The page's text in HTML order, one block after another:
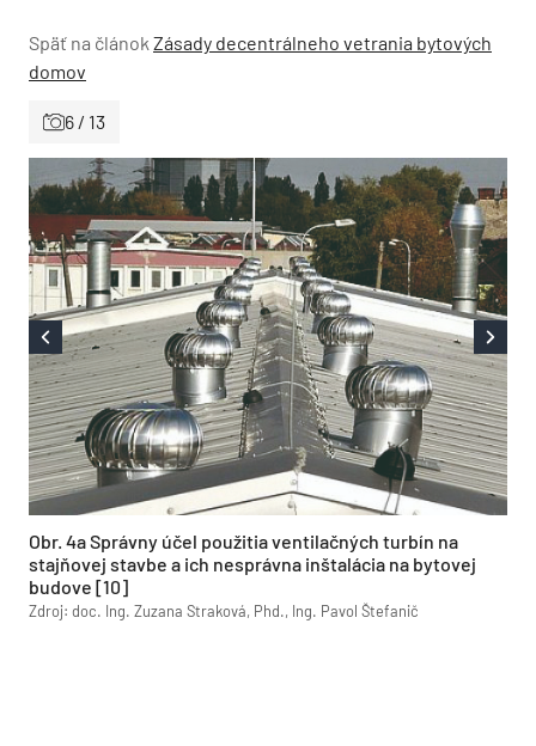
Späť na článok Zásady decentrálneho vetrania bytových
domov
6 / 13
Obr. 4a Správny účel použitia ventilačných turbín na
stajňovej stavbe a ich nesprávna inštalácia na bytovej
budove [10]
Zdroj: doc. Ing. Zuzana Straková, Phd., Ing. Pavol Štefanič